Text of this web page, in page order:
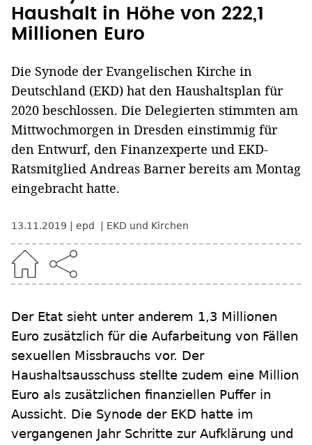
Haushalt in Höhe von 222,1
Millionen Euro
Die Synode der Evangelischen Kirche in
Deutschland (EKD) hat den Haushaltsplan für
2020 beschlossen. Die Delegierten stimmten am
Mittwochmorgen in Dresden einstimmig für
den Entwurf, den Finanzexperte und EKD-
Ratsmitglied Andreas Barner bereits am Montag
eingebracht hatte.
13.11.2019 epd EKD und Kirchen
Der Etat sieht unter anderem 1,3 Millionen
Euro zusätzlich für die Aufarbeitung von Fällen
sexuellen Missbrauchs vor. Der
Haushaltsausschuss stellte zudem eine Million
Euro als zusätzlichen finanziellen Puffer in
Aussicht. Die Synode der EKD hatte im
vergangenen Jahr Schritte zur Aufklärung und